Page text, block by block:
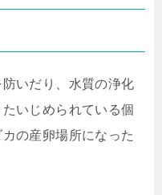
いだり、水質の浄化
いじめられている個
の産卵場所になった